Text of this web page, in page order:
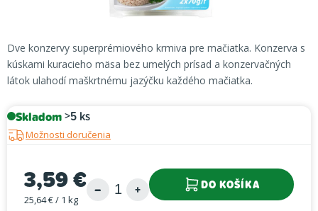
Dve konzervy superprémiového krmiva pre mačiatka. Konzerva s
kúskami kuracieho mäsa bez umelých prísad a konzervačných
látok ulahodí maškrtnému jazýčku každého mačiatka.
Skladom>5 ks
Možnosti doručenia
3,59 €
Jednotková cena:
25,64 € / 1 kg
DO KOŠÍKA